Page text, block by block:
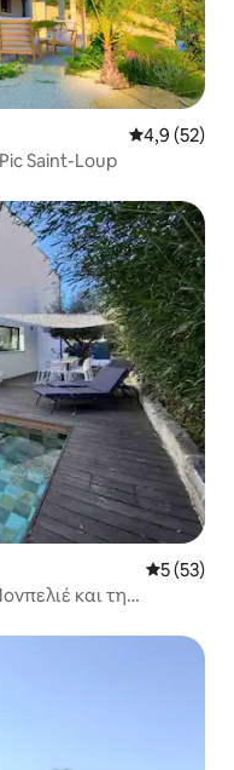
Μέση
4,9 (52)
Saint-Loup
Μέση
5 (53)
και τη